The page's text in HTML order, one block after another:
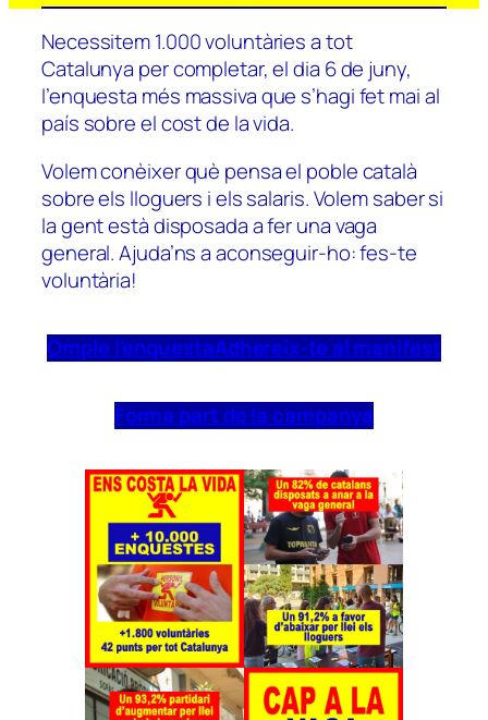
Necessitem 1.000 voluntàries a tot
Catalunya per completar, el dia 6 de juny,
l’enquesta més massiva que s’hagi fet mai al
país sobre el cost de la vida.
Volem conèixer què pensa el poble català
sobre els lloguers i els salaris. Volem saber si
la gent està disposada a fer una vaga
general. Ajuda’ns a aconseguir-ho: fes-te
voluntària!
Omple l’enquestaAdhereix-te al manifest
Forma part de la campanya